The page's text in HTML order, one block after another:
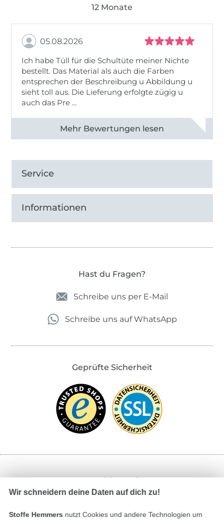
12 Monate
05.08.2026
Ich habe Tüll für die Schultüte meiner Nichte
bestellt. Das Material als auch die Farben
entsprechen der Beschreibung u Abbildung u
sieht toll aus. Die Lieferung erfolgte zügig u
auch das Pre ...
Alle 82950 Bewertungen ansehen
Service
Informationen
Hast du Fragen?
Schreibe uns per E-Mail
Schreibe uns auf WhatsApp
Geprüfte Sicherheit
Bezahlen mit
Wir schneidern deine Daten auf dich zu!
Stoffe Hemmers nutzt Cookies und andere Technologien um